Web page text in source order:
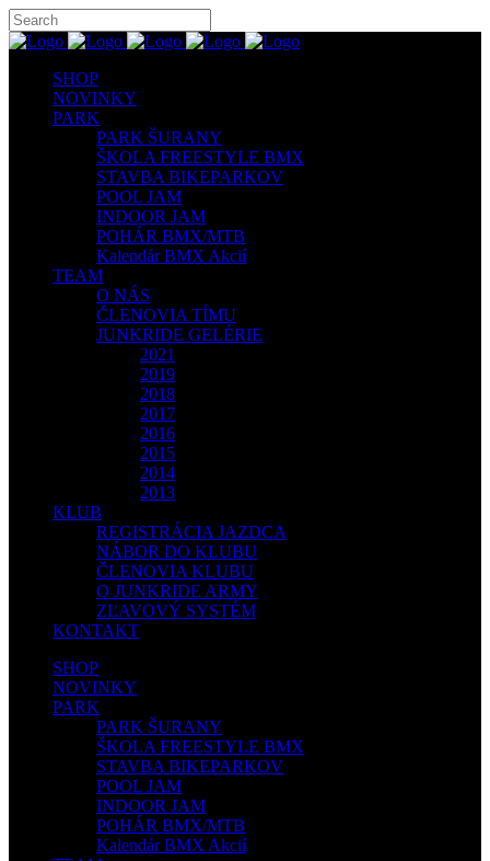
SHOP
NOVINKY
PARK
PARK ŠURANY
ŠKOLA FREESTYLE BMX
STAVBA BIKEPARKOV
POOL JAM
INDOOR JAM
POHÁR BMX/MTB
Kalendár BMX Akcií
TEAM
O NÁS
ČLENOVIA TÍMU
JUNKRIDE GELÉRIE
2021
2019
2018
2017
2016
2015
2014
2013
KLUB
REGISTRÁCIA JAZDCA
NÁBOR DO KLUBU
ČLENOVIA KLUBU
O JUNKRIDE ARMY
ZĽAVOVÝ SYSTÉM
KONTAKT
SHOP
NOVINKY
PARK
PARK ŠURANY
ŠKOLA FREESTYLE BMX
STAVBA BIKEPARKOV
POOL JAM
INDOOR JAM
POHÁR BMX/MTB
Kalendár BMX Akcií